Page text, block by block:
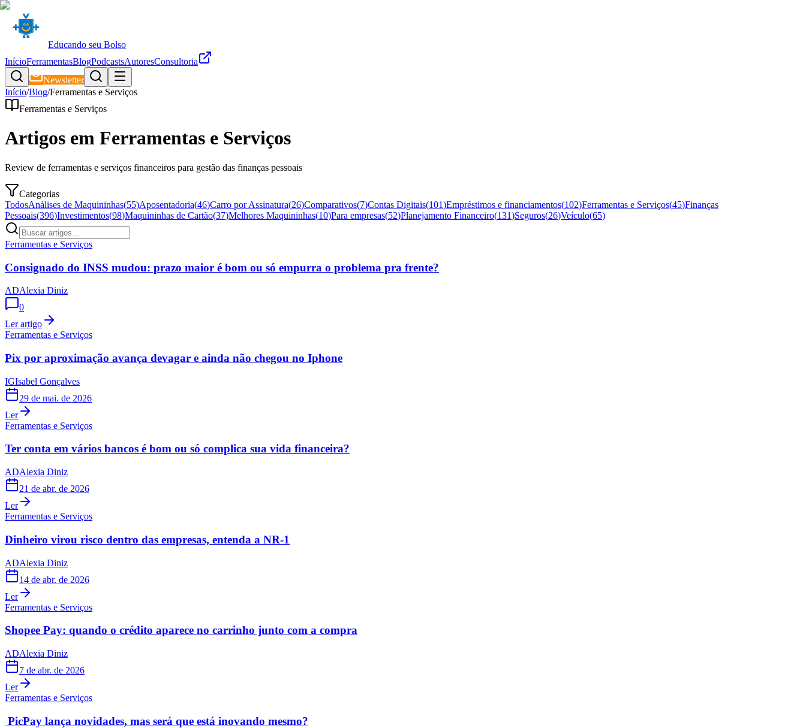
Educando seu Bolso
InícioFerramentasBlogPodcastsAutoresConsultoria
Newsletter
Início/Blog/Ferramentas e Serviços
Ferramentas e Serviços
Artigos em Ferramentas e Serviços
Review de ferramentas e serviços financeiros para gestão das finanças pessoais
Categorias
TodosAnálises de Maquininhas(55)Aposentadoria(46)Carro por Assinatura(26)Comparativos(7)Contas Digitais(101)Empréstimos e financiamentos(102)Ferramentas e Serviços(45)Finanças
Pessoais(396)Investimentos(98)Maquininhas de Cartão(37)Melhores Maquininhas(10)Para empresas(52)Planejamento Financeiro(131)Seguros(26)Veículo(65)
Ferramentas e Serviços
Consignado do INSS mudou: prazo maior é bom ou só empurra o problema pra frente?
ADAlexia Diniz
0
Ler artigo
Ferramentas e Serviços
Pix por aproximação avança devagar e ainda não chegou no Iphone
IGIsabel Gonçalves
29 de mai. de 2026
Ler
Ferramentas e Serviços
Ter conta em vários bancos é bom ou só complica sua vida financeira?
ADAlexia Diniz
21 de abr. de 2026
Ler
Ferramentas e Serviços
Dinheiro virou risco dentro das empresas, entenda a NR-1
ADAlexia Diniz
14 de abr. de 2026
Ler
Ferramentas e Serviços
Shopee Pay: quando o crédito aparece no carrinho junto com a compra
ADAlexia Diniz
7 de abr. de 2026
Ler
Ferramentas e Serviços
PicPay lança novidades, mas será que está inovando mesmo?